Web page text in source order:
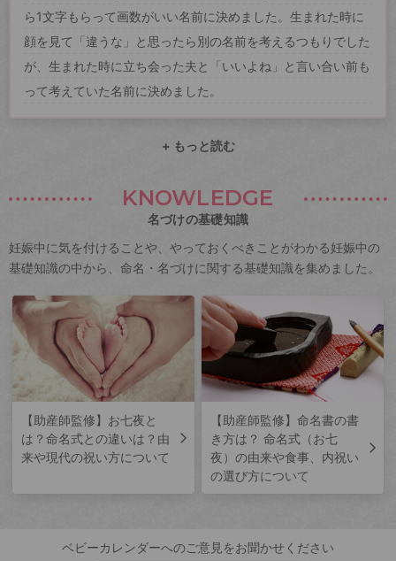
ら1文字もらって画数がいい名前に決めました。生まれた時に
顔を見て「違うな」と思ったら別の名前を考えるつもりでした
が、生まれた時に立ち会った夫と「いいよね」と言い合い前も
って考えていた名前に決めました。
+ もっと読む
KNOWLEDGE
名づけの基礎知識
妊娠中に気を付けることや、やっておくべきことがわかる妊娠中の
基礎知識の中から、命名・名づけに関する基礎知識を集めました。
【助産師監修】お七夜と
は？命名式との違いは？由
来や現代の祝い方について
【助産師監修】命名書の書
き方は？ 命名式（お七
夜）の由来や食事、内祝い
の選び方について
ベビーカレンダーへのご意見をお聞かせください